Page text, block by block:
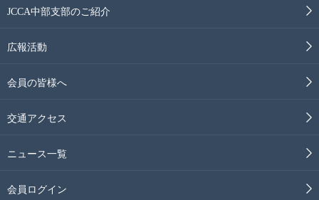
JCCA中部支部のご紹介
広報活動
会員の皆様へ
交通アクセス
ニュース一覧
会員ログイン